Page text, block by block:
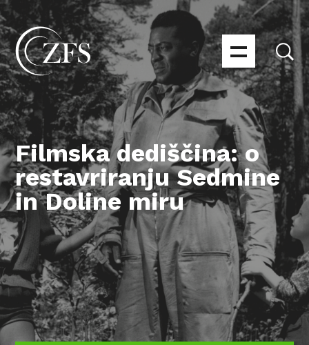
Filmska dediščina: o
restavriranju Sedmine
in Doline miru